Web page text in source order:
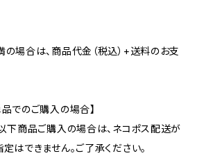
場合は、商品代金（税込）+送料のお支
でのご購入の場合】
商品ご購入の場合は、ネコポス配送が
はできません。ご了承ください。